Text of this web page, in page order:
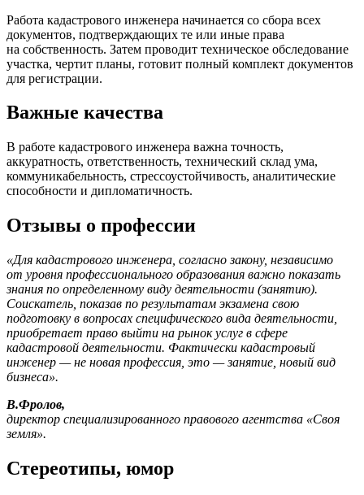
Работа кадастрового инженера начинается со сбора всех
документов, подтверждающих те или иные права
на собственность. Затем проводит техническое обследование
участка, чертит планы, готовит полный комплект документов
для регистрации.
Важные качества
В работе кадастрового инженера важна точность,
аккуратность, ответственность, технический склад ума,
коммуникабельность, стрессоустойчивость, аналитические
способности и дипломатичность.
Отзывы о профессии
«Для кадастрового инженера, согласно закону, независимо
от уровня профессионального образования важно показать
знания по определенному виду деятельности (занятию).
Соискатель, показав по результатам экзамена свою
подготовку в вопросах специфического вида деятельности,
приобретает право выйти на рынок услуг в сфере
кадастровой деятельности. Фактически кадастровый
инженер — не новая профессия, это — занятие, новый вид
бизнеса».
В.Фролов,
директор специализированного правового агентства «Своя
земля».
Стереотипы, юмор